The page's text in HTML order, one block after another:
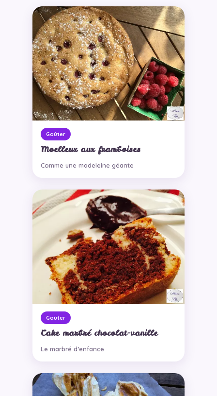
Goûter
Moelleux aux framboises
Comme une madeleine géante
Goûter
Cake marbré chocolat-vanille
Le marbré d’enfance